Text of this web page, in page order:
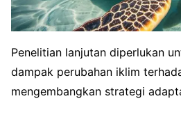
Penelitian lanjutan diperlukan
dampak perubahan iklim
mengembangkan strategi